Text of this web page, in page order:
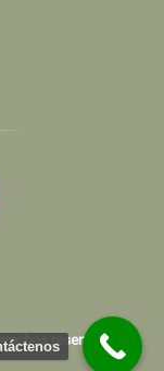
reservados